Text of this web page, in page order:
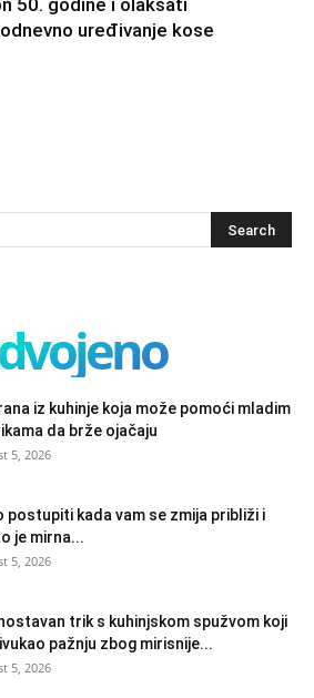
uređivanje kose
iz kuhinje koja može pomoći mladim
da brže ojačaju
5, 2026
postupiti kada vam se zmija približi i
je mirna...
5, 2026
trik s kuhinjskom spužvom koji
pažnju zbog mirisnije...
5, 2026